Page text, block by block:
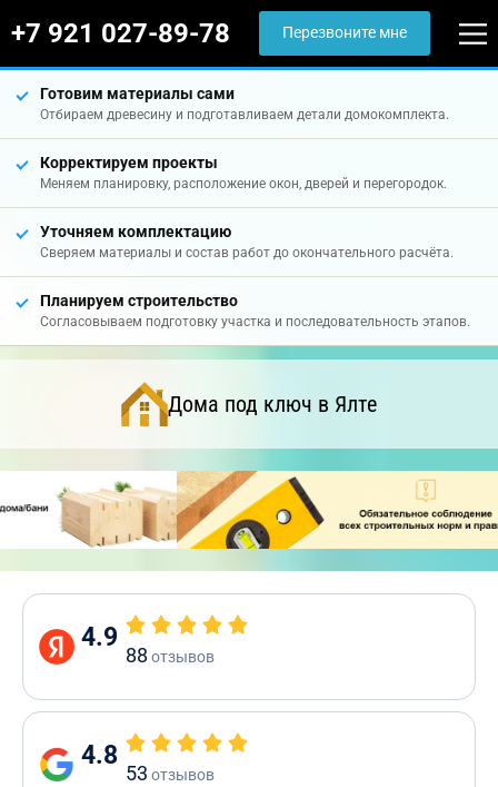
+7 921 027-89-78 Перезвоните мне
Готовим материалы сами
Отбираем древесину и подготавливаем детали домокомплекта.
Корректируем проекты
Меняем планировку, расположение окон, дверей и перегородок.
Уточняем комплектацию
Сверяем материалы и состав работ до окончательного расчёта.
Планируем строительство
Согласовываем подготовку участка и последовательность этапов.
Дома под ключ в Ялте
4.9
88 отзывов
4.8
53 отзывов